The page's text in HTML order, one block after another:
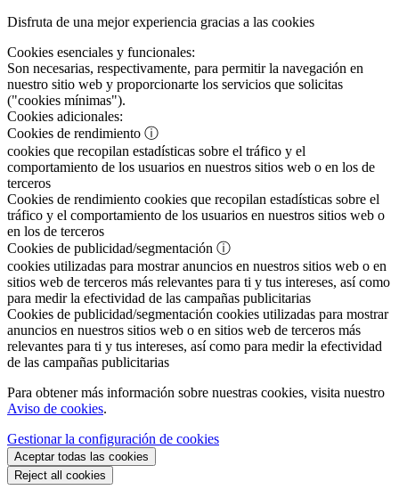
Disfruta de una mejor experiencia gracias a las cookies
Cookies esenciales y funcionales:
Son necesarias, respectivamente, para permitir la navegación en
nuestro sitio web y proporcionarte los servicios que solicitas
("cookies mínimas").
Cookies adicionales:
Cookies de rendimiento ⓘ
cookies que recopilan estadísticas sobre el tráfico y el
comportamiento de los usuarios en nuestros sitios web o en los de
terceros
Cookies de rendimiento cookies que recopilan estadísticas sobre el
tráfico y el comportamiento de los usuarios en nuestros sitios web o
en los de terceros
Cookies de publicidad/segmentación ⓘ
cookies utilizadas para mostrar anuncios en nuestros sitios web o en
sitios web de terceros más relevantes para ti y tus intereses, así como
para medir la efectividad de las campañas publicitarias
Cookies de publicidad/segmentación cookies utilizadas para mostrar
anuncios en nuestros sitios web o en sitios web de terceros más
relevantes para ti y tus intereses, así como para medir la efectividad
de las campañas publicitarias
Para obtener más información sobre nuestras cookies, visita nuestro
Aviso de cookies.
Gestionar la configuración de cookies
Aceptar todas las cookies
Reject all cookies